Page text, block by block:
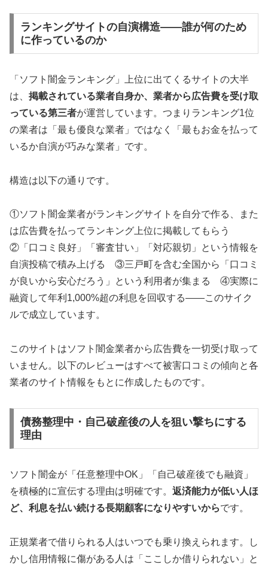
ランキングサイトの自演構造——誰が何のため
に作っているのか
「ソフト闇金ランキング」上位に出てくるサイトの大半
は、 掲載されている業者自身か、業者から広告費を受け取
っている第三者が運営しています。つまりランキング1位
の業者は「最も優良な業者」ではなく「最もお金を払って
いるか自演が巧みな業者」です。
構造は以下の通りです。
①ソフト闇金業者がランキングサイトを自分で作る、また
は広告費を払ってランキング上位に掲載してもらう
②「口コミ良好」「審査甘い」「対応親切」という情報を
自演投稿で積み上げる ③三戸町を含む全国から「口コミ
が良いから安心だろう」という利用者が集まる ④実際に
融資して年利1,000%超の利息を回収する——このサイク
ルで成立しています。
このサイトはソフト闇金業者から広告費を一切受け取って
いません。以下のレビューはすべて被害口コミの傾向と各
業者のサイト情報をもとに作成したものです。
債務整理中・自己破産後の人を狙い撃ちにする
理由
ソフト闇金が「任意整理中OK」「自己破産後でも融資」
を積極的に宣伝する理由は明確です。 返済能力が低い人ほ
ど、利息を払い続ける長期顧客になりやすいからです。
正規業者で借りられる人はいつでも乗り換えられます。し
かし信用情報に傷がある人は「ここしか借りられない」と